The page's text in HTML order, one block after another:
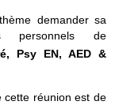
demander sa
de
Psy EN, AED &
cette réunion est de